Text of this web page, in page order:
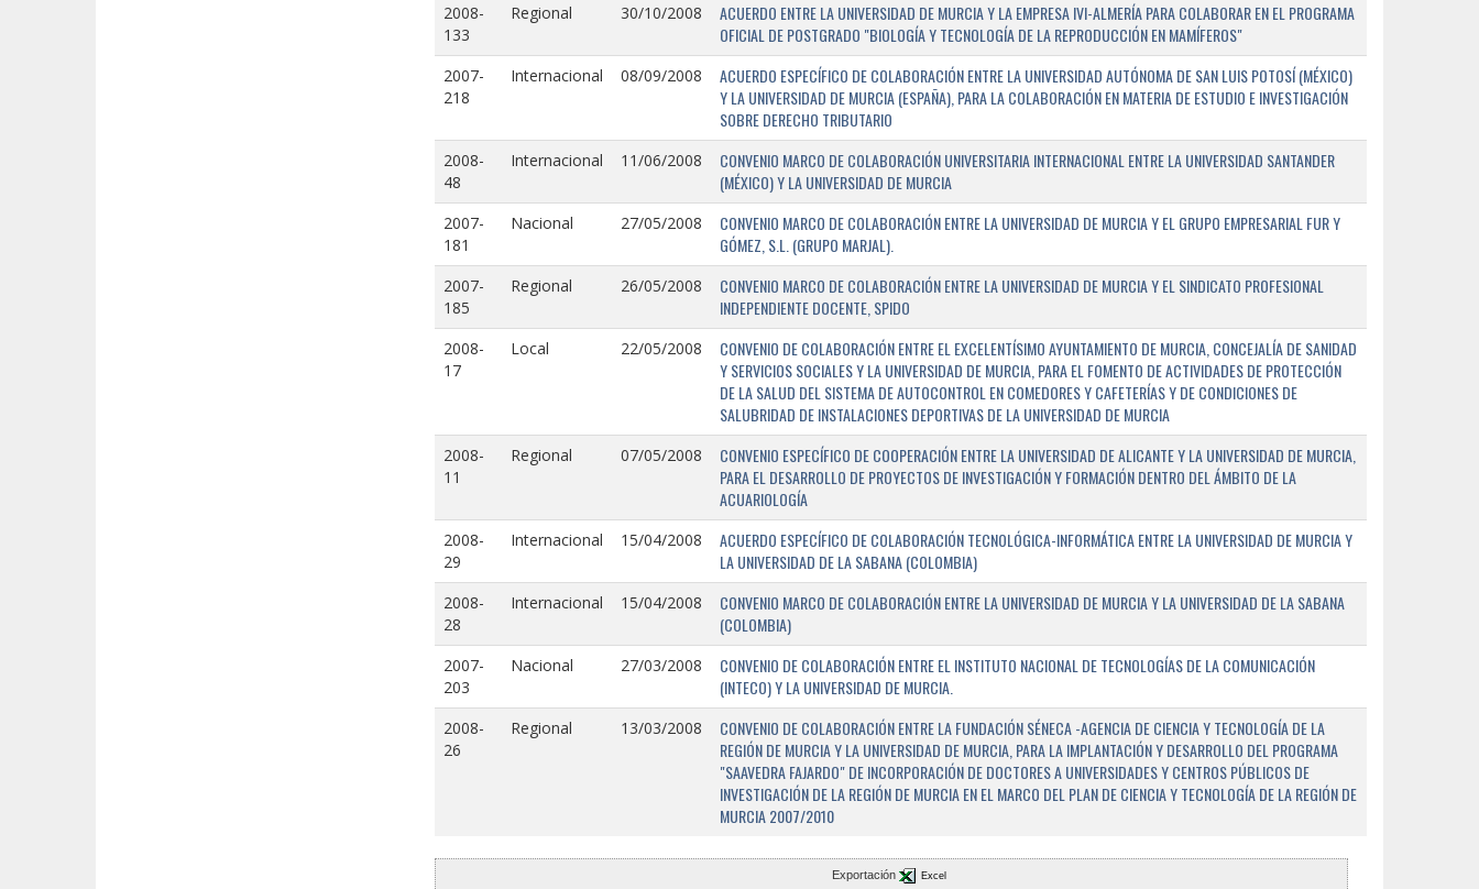
2008-
133
Regional 30/10/2008
ACUERDO ENTRE LA UNIVERSIDAD DE MURCIA Y LA EMPRESA IVI-ALMERÍA PARA COLABORAR EN EL PROGRAMA
OFICIAL DE POSTGRADO "BIOLOGÍA Y TECNOLOGÍA DE LA REPRODUCCIÓN EN MAMÍFEROS"
2007-
218
Internacional 08/09/2008
ACUERDO ESPECÍFICO DE COLABORACIÓN ENTRE LA UNIVERSIDAD AUTÓNOMA DE SAN LUIS POTOSÍ (MÉXICO)
Y LA UNIVERSIDAD DE MURCIA (ESPAÑA), PARA LA COLABORACIÓN EN MATERIA DE ESTUDIO E INVESTIGACIÓN
SOBRE DERECHO TRIBUTARIO
2008-
48
Internacional 11/06/2008
CONVENIO MARCO DE COLABORACIÓN UNIVERSITARIA INTERNACIONAL ENTRE LA UNIVERSIDAD SANTANDER
(MÉXICO) Y LA UNIVERSIDAD DE MURCIA
2007-
181
Nacional 27/05/2008
CONVENIO MARCO DE COLABORACIÓN ENTRE LA UNIVERSIDAD DE MURCIA Y EL GRUPO EMPRESARIAL FUR Y
GÓMEZ, S.L. (GRUPO MARJAL).
2007-
185
Regional 26/05/2008
CONVENIO MARCO DE COLABORACIÓN ENTRE LA UNIVERSIDAD DE MURCIA Y EL SINDICATO PROFESIONAL
INDEPENDIENTE DOCENTE, SPIDO
2008-
17
Local 22/05/2008
CONVENIO DE COLABORACIÓN ENTRE EL EXCELENTÍSIMO AYUNTAMIENTO DE MURCIA, CONCEJALÍA DE SANIDAD
Y SERVICIOS SOCIALES Y LA UNIVERSIDAD DE MURCIA, PARA EL FOMENTO DE ACTIVIDADES DE PROTECCIÓN
DE LA SALUD DEL SISTEMA DE AUTOCONTROL EN COMEDORES Y CAFETERÍAS Y DE CONDICIONES DE
SALUBRIDAD DE INSTALACIONES DEPORTIVAS DE LA UNIVERSIDAD DE MURCIA
2008-
11
Regional 07/05/2008
CONVENIO ESPECÍFICO DE COOPERACIÓN ENTRE LA UNIVERSIDAD DE ALICANTE Y LA UNIVERSIDAD DE MURCIA,
PARA EL DESARROLLO DE PROYECTOS DE INVESTIGACIÓN Y FORMACIÓN DENTRO DEL ÁMBITO DE LA
ACUARIOLOGÍA
2008-
29
Internacional 15/04/2008
ACUERDO ESPECÍFICO DE COLABORACIÓN TECNOLÓGICA-INFORMÁTICA ENTRE LA UNIVERSIDAD DE MURCIA Y
LA UNIVERSIDAD DE LA SABANA (COLOMBIA)
2008-
28
Internacional 15/04/2008
CONVENIO MARCO DE COLABORACIÓN ENTRE LA UNIVERSIDAD DE MURCIA Y LA UNIVERSIDAD DE LA SABANA
(COLOMBIA)
2007-
203
Nacional 27/03/2008
CONVENIO DE COLABORACIÓN ENTRE EL INSTITUTO NACIONAL DE TECNOLOGÍAS DE LA COMUNICACIÓN
(INTECO) Y LA UNIVERSIDAD DE MURCIA.
2008-
26
Regional 13/03/2008
CONVENIO DE COLABORACIÓN ENTRE LA FUNDACIÓN SÉNECA -AGENCIA DE CIENCIA Y TECNOLOGÍA DE LA
REGIÓN DE MURCIA Y LA UNIVERSIDAD DE MURCIA, PARA LA IMPLANTACIÓN Y DESARROLLO DEL PROGRAMA
"SAAVEDRA FAJARDO" DE INCORPORACIÓN DE DOCTORES A UNIVERSIDADES Y CENTROS PÚBLICOS DE
INVESTIGACIÓN DE LA REGIÓN DE MURCIA EN EL MARCO DEL PLAN DE CIENCIA Y TECNOLOGÍA DE LA REGIÓN DE
MURCIA 2007/2010
Exportación Excel